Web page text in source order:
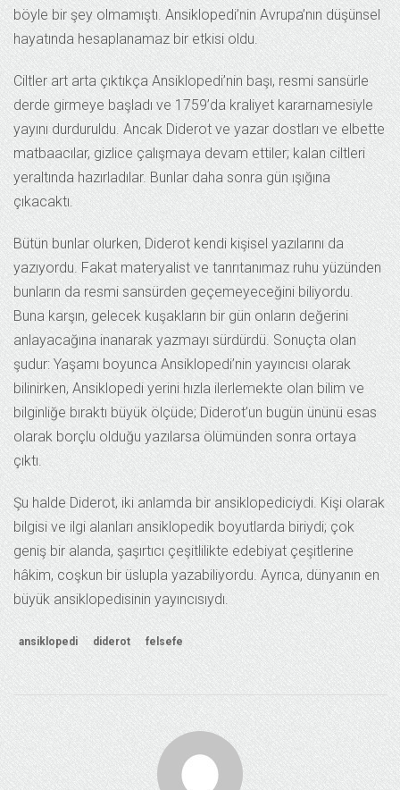
böyle bir şey olmamıştı. Ansiklopedi’nin Avrupa’nın düşünsel
hayatında hesaplanamaz bir etkisi oldu.
Ciltler art arta çıktıkça Ansiklopedi’nin başı, resmi sansürle
derde girmeye başladı ve 1759’da kraliyet kararnamesiyle
yayını durduruldu. Ancak Diderot ve yazar dostları ve elbette
matbaacılar, gizlice çalışmaya devam ettiler; kalan ciltleri
yeraltında hazırladılar. Bunlar daha sonra gün ışığına
çıkacaktı.
Bütün bunlar olurken, Diderot kendi kişisel yazılarını da
yazıyordu. Fakat materyalist ve tanrıtanımaz ruhu yüzünden
bunların da resmi sansürden geçemeyeceğini biliyordu.
Buna karşın, gelecek kuşakların bir gün onların değerini
anlayacağına inanarak yazmayı sürdürdü. Sonuçta olan
şudur: Yaşamı boyunca Ansiklopedi’nin yayıncısı olarak
bilinirken, Ansiklopedi yerini hızla ilerlemekte olan bilim ve
bilginliğe bıraktı büyük ölçüde; Diderot’un bugün ününü esas
olarak borçlu olduğu yazılarsa ölümünden sonra ortaya
çıktı.
Şu halde Diderot, iki anlamda bir ansiklopediciydi. Kişi olarak
bilgisi ve ilgi alanları ansiklopedik boyutlarda biriydi; çok
geniş bir alanda, şaşırtıcı çeşitlilikte edebiyat çeşitlerine
hâkim, coşkun bir üslupla yazabiliyordu. Ayrıca, dünyanın en
büyük ansiklopedisinin yayıncısıydı.
ansiklopedi diderot felsefe